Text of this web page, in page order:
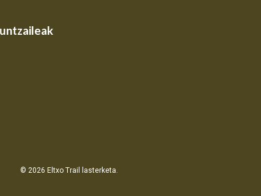
© 2026 Eltxo Trail lasterketa.